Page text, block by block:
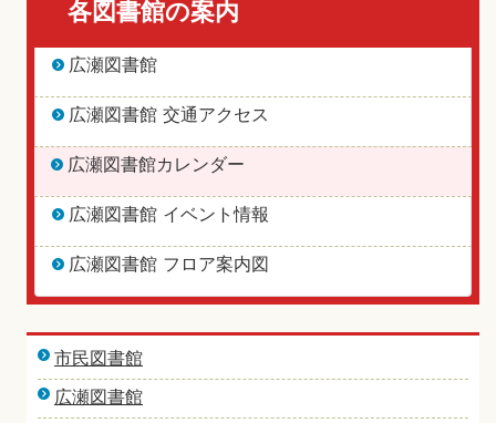
各図書館の案内
広瀬図書館
広瀬図書館 交通アクセス
広瀬図書館カレンダー
広瀬図書館 イベント情報
広瀬図書館 フロア案内図
市民図書館
広瀬図書館